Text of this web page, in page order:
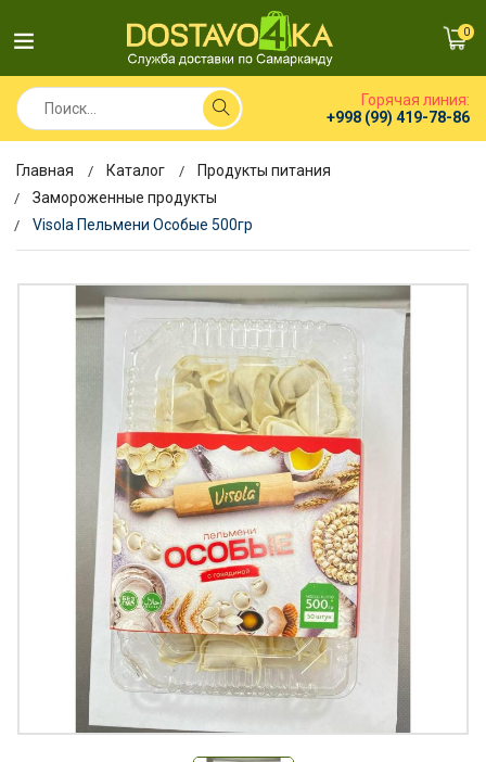
0
Горячая линия:
+998 (99) 419-78-86
Главная Каталог
Продукты питания
Замороженные продукты
Visola Пельмени Особые 500гр